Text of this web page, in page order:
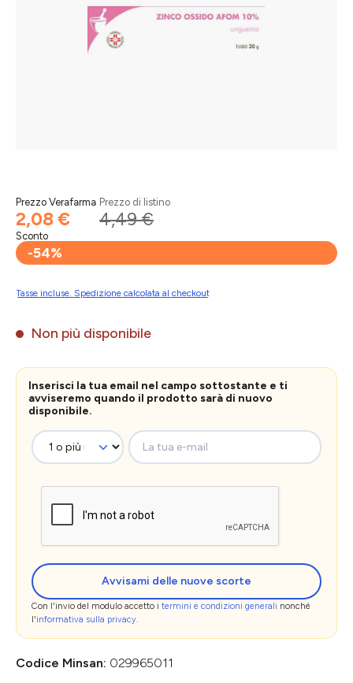
Prezzo Verafarma
2,08 €
Prezzo di listino
4,49 €
Sconto
-54%
Tasse incluse. Spedizione calcolata al checkout
Non più disponibile
Inserisci la tua email nel campo sottostante e ti
avviseremo quando il prodotto sarà di nuovo
disponibile.
La tua e-mail
Avvisami delle nuove scorte
Con l'invio del modulo accetto i termini e condizioni generali nonché
l'informativa sulla privacy.
Codice Minsan: 029965011